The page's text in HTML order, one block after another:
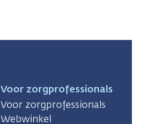
Voor zorgprofessionals
Voor zorgprofessionals
Webwinkel